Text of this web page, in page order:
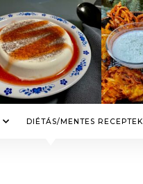
DIÉTÁS/MENTES RECEPTEK